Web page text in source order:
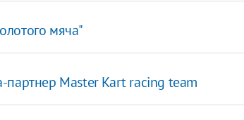
мяча"
Master Kart raсing team